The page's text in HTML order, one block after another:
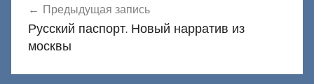
по
записям
Предыдущая запись
Русский паспорт. Новый нарратив из
москвы